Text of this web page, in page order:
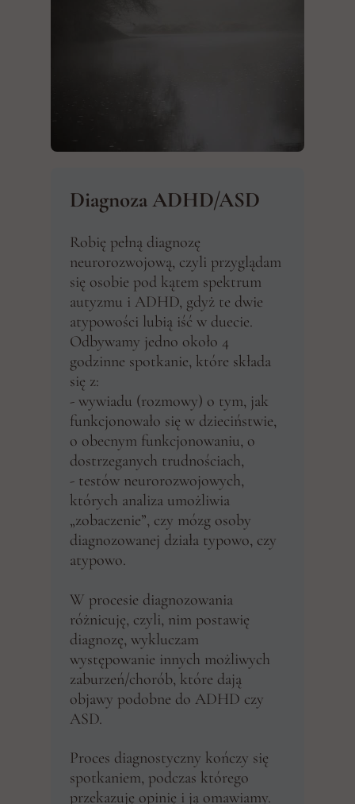
Diagnoza ADHD/ASD
Robię pełną diagnozę
neurorozwojową, czyli przyglądam
się osobie pod kątem spektrum
autyzmu i ADHD, gdyż te dwie
atypowości lubią iść w duecie.
Odbywamy jedno około 4
godzinne spotkanie, które składa
się z:
- wywiadu (rozmowy) o tym, jak
funkcjonowało się w dzieciństwie,
o obecnym funkcjonowaniu, o
dostrzeganych trudnościach,
- testów neurorozwojowych,
których analiza umożliwia
„zobaczenie”, czy mózg osoby
diagnozowanej działa typowo, czy
atypowo.
W procesie diagnozowania
różnicuję, czyli, nim postawię
diagnozę, wykluczam
występowanie innych możliwych
zaburzeń/chorób, które dają
objawy podobne do ADHD czy
ASD.
Proces diagnostyczny kończy się
spotkaniem, podczas którego
przekazuję opinię i ją omawiamy.